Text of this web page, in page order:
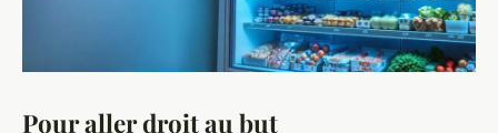
Pour aller droit au but